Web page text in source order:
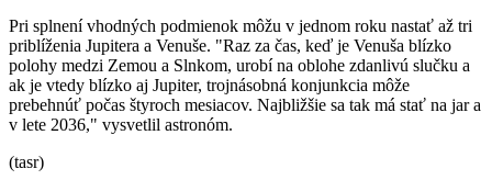
Pri splnení vhodných podmienok môžu v jednom roku nastať až tri
priblíženia Jupitera a Venuše. "Raz za čas, keď je Venuša blízko
polohy medzi Zemou a Slnkom, urobí na oblohe zdanlivú slučku a
ak je vtedy blízko aj Jupiter, trojnásobná konjunkcia môže
prebehnúť počas štyroch mesiacov. Najbližšie sa tak má stať na jar a
v lete 2036," vysvetlil astronóm.
(tasr)